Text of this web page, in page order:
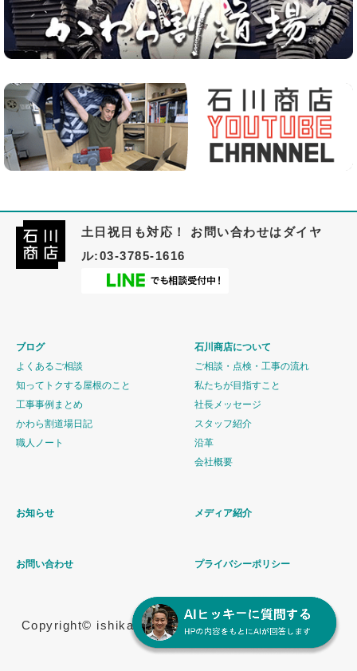
土日祝日も対応！ お問い合わせはダイヤ
ル:03-3785-1616
ブログ
よくあるご相談
知ってトクする屋根のこと
工事事例まとめ
かわら割道場日記
職人ノート
石川商店について
ご相談・点検・工事の流れ
私たちが目指すこと
社長メッセージ
スタッフ紹介
沿革
会社概要
お知らせ メディア紹介
お問い合わせ プライバシーポリシー
Copyright© ishikawashouten All Rights Reserved.